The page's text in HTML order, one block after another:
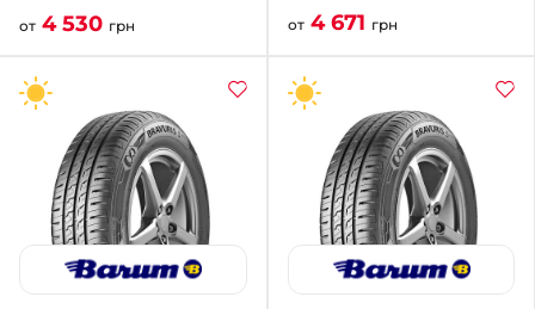
+38 (068)-923-74-19
- Калиновая
от 4 530 грн
от 4 671 грн